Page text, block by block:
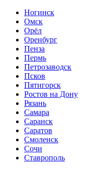
Ногинск
Омск
Орёл
Оренбург
Пенза
Пермь
Петрозаводск
Псков
Пятигорск
Ростов на Дону
Рязань
Самара
Саранск
Саратов
Смоленск
Сочи
Ставрополь